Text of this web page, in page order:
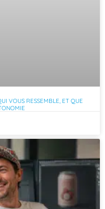
VOUS RESSEMBLE, ET QUE